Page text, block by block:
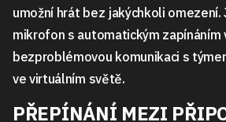
umožní hrát bez jakýchkoli omezení.
mikrofon s automatickým zapínáním
bezproblémovou komunikaci s
ve virtuálním světě.
PŘEPÍNÁNÍ MEZI